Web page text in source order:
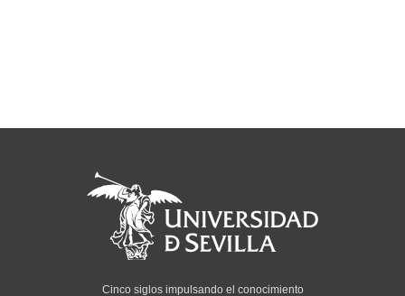
Cinco siglos impulsando el conocimiento